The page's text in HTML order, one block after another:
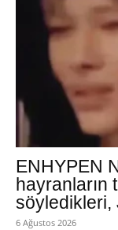
ENHYPEN
hayranların
söyledikleri,
6 Ağustos 2026